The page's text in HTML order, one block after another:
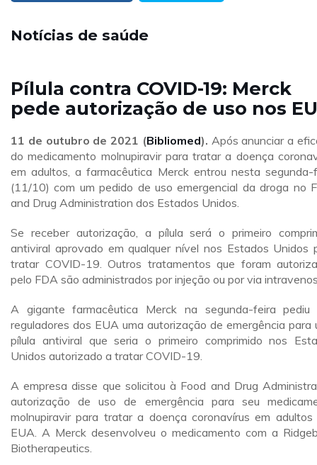
Notícias de saúde
Pílula contra COVID-19: Merck
pede autorização de uso nos
11 de outubro de 2021 (Bibliomed). Após anunciar a
do medicamento molnupiravir para tratar a doença
em adultos, a farmacêutica Merck entrou nesta segunda-
(11/10) com um pedido de uso emergencial da droga no
and Drug Administration dos Estados Unidos.
Se receber autorização, a pílula será o primeiro
antiviral aprovado em qualquer nível nos Estados Unidos
tratar COVID-19. Outros tratamentos que foram
pelo FDA são administrados por injeção ou por via
A gigante farmacêutica Merck na segunda-feira pediu
reguladores dos EUA uma autorização de emergência para
pílula antiviral que seria o primeiro comprimido nos
Unidos autorizado a tratar COVID-19.
A empresa disse que solicitou à Food and Drug
autorização de uso de emergência para seu
molnupiravir para tratar a doença coronavírus em adultos
EUA. A Merck desenvolveu o medicamento com a
Biotherapeutics.